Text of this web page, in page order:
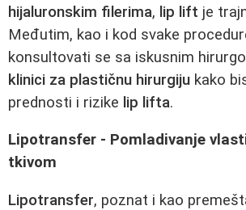
hijaluronskim filerima, lip lift je
Međutim, kao i kod svake
konsultovati se sa iskusnim
klinici za plastičnu hirurgiju kako
prednosti i rizike lip lifta.
Lipotransfer - Pomladivanje
tkivom
Lipotransfer, poznat i kao